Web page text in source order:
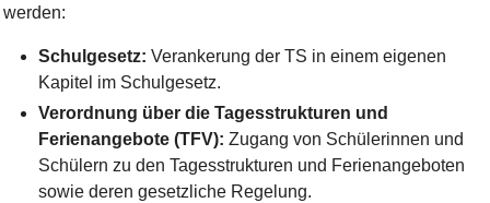
werden:
Schulgesetz: Verankerung der TS in einem eigenen
Kapitel im Schulgesetz.
Verordnung über die Tagesstrukturen und
Ferienangebote (TFV): Zugang von Schülerinnen und
Schülern zu den Tagesstrukturen und Ferienangeboten
sowie deren gesetzliche Regelung.